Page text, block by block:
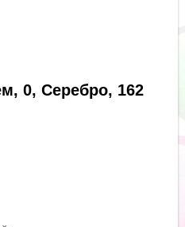
0, Серебро, 162